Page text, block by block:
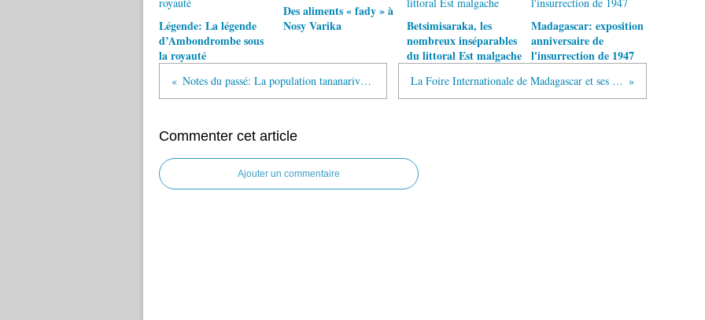
Légende: La légende
d’Ambondrombe sous
la royauté
Des aliments « fady » à
Nosy Varika
Betsimisaraka, les
nombreux inséparables
du littoral Est malgache
Madagascar: exposition
anniversaire de
l'insurrection de 1947
Notes du passé: La population tananarivienne, une mosaïque religieuse La Foire Internationale de Madagascar et ses inventions écolos «vita malgasy»
Commenter cet article
Ajouter un commentaire